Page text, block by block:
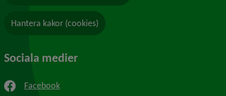
Hantera kakor (cookies)
Sociala medier
Facebook